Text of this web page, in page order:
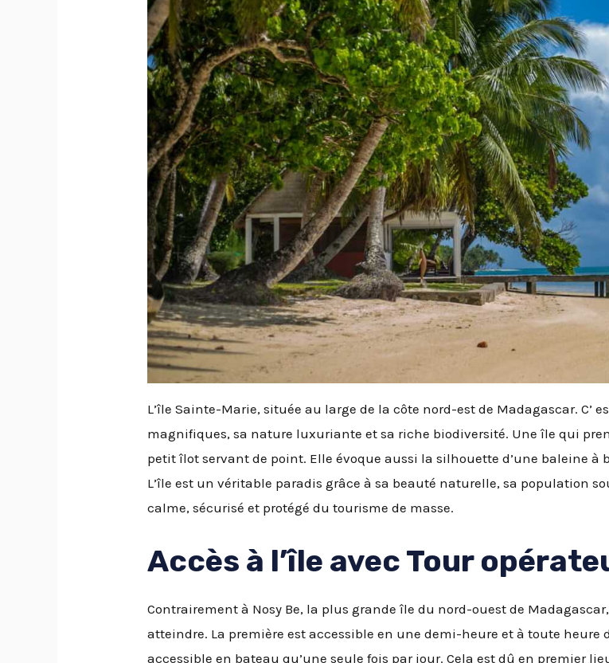
L’île Sainte-Marie, située au large de la côte nord-est de Madagascar. C’
magnifiques, sa nature luxuriante et sa riche biodiversité. Une île qui
petit îlot servant de point. Elle évoque aussi la silhouette d’une baleine à
L’île est un véritable paradis grâce à sa beauté naturelle, sa population
calme, sécurisé et protégé du tourisme de masse.
Accès à l’île avec Tour
Contrairement à Nosy Be, la plus grande île du nord-ouest de Madagascar,
atteindre. La première est accessible en une demi-heure et à toute heure
accessible en bateau qu’une seule fois par jour. Cela est dû en premier